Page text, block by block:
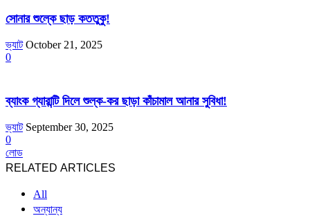
সোনার শুল্কে ছাড় কততুকু!
ভ্যাট October 21, 2025
0
ব্যাংক গ্যারান্টি দিলে শুল্ক-কর ছাড়া কাঁচামাল আনার সুবিধা!
ভ্যাট September 30, 2025
0
লোড
RELATED ARTICLES
All
অন্যান্য